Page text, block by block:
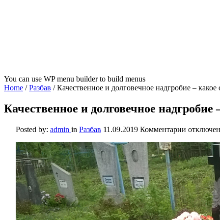
You can use WP menu builder to build menus
Home /Разбав /Качественное и долговечное надгробие – какое
Качественное и долговечное надгробие
Posted by: admin in Разбав 11.09.2019 Комментарии
к
и
надгробие
–
какое
оно?